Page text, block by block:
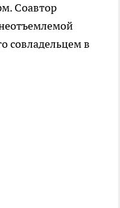
Соавтор
совладельцем в